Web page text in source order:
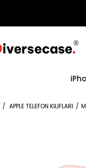
APPLE TELEFON KILIFLARI